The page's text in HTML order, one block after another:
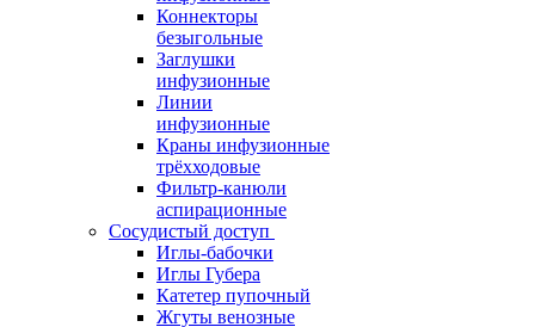
Коннекторы
безыгольные
Заглушки
инфузионные
Линии
инфузионные
Краны инфузионные
трёхходовые
Фильтр-канюли
аспирационные
Сосудистый доступ
Иглы-бабочки
Иглы Губера
Катетер пупочный
Жгуты венозные